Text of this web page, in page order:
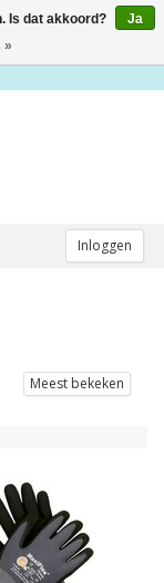
Inloggen
Meest bekeken
Is dat akkoord?
Ja
»